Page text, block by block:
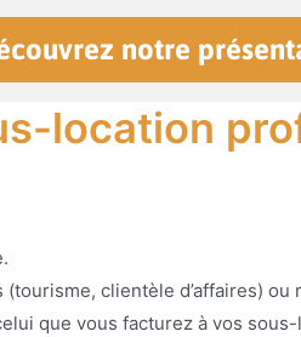
notre
location
clientèle d’affaires) ou
que vous facturez à vos